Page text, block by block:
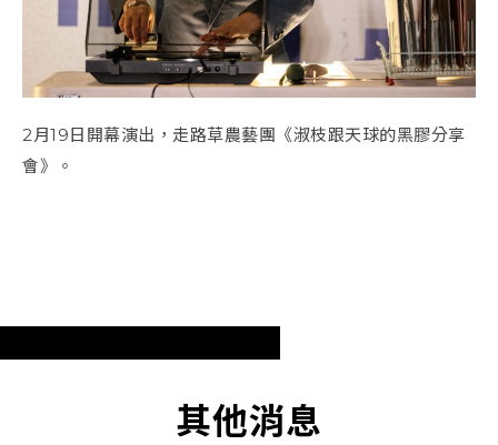
2月19日開幕演出， 走路草農藝團《淑枝跟天球的黑膠分享
會》。
其他消息